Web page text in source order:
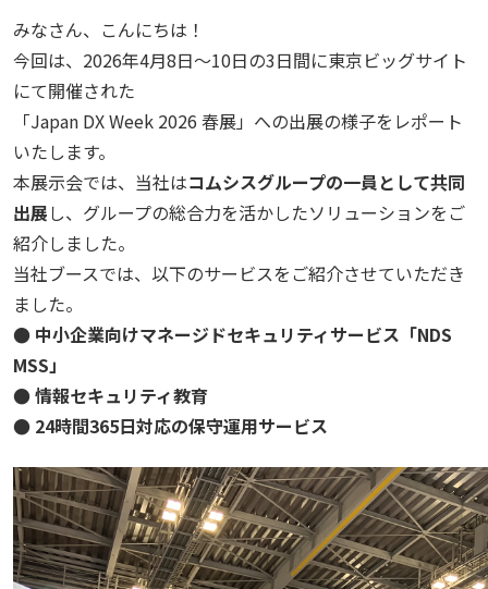
みなさん、こんにちは！
今回は、2026年4月8日〜10日の3日間に東京ビッグサイト
にて開催された
「Japan DX Week 2026 春展」への出展の様子をレポート
いたします。
本展示会では、当社はコムシスグループの一員として共同
出展し、グループの総合力を活かしたソリューションをご
紹介しました。
当社ブースでは、以下のサービスをご紹介させていただき
ました。
● 中小企業向けマネージドセキュリティサービス「NDS
MSS」
● 情報セキュリティ教育
● 24時間365日対応の保守運用サービス